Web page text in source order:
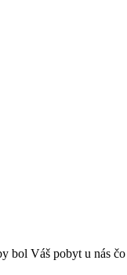
Váš pobyt u nás čo